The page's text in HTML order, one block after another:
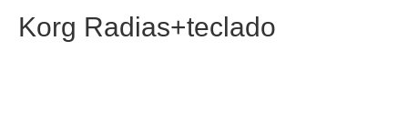
Korg Radias+teclado